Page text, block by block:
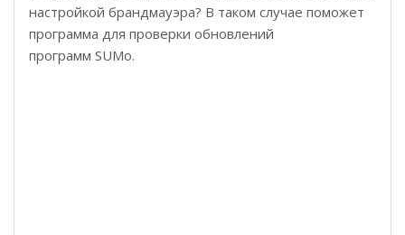
настройкой брандмауэра? В таком случае поможет
программа для проверки обновлений
программ SUMo.